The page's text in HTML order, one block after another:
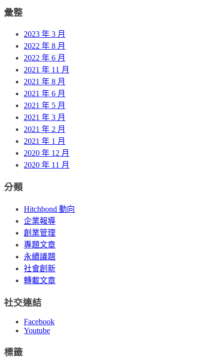
彙整
2023 年 3 月
2022 年 8 月
2022 年 6 月
2021 年 11 月
2021 年 8 月
2021 年 6 月
2021 年 5 月
2021 年 3 月
2021 年 2 月
2021 年 1 月
2020 年 12 月
2020 年 11 月
分類
Hitchbond 動向
企業報導
創業管理
專題文章
永續議題
社會創新
轉載文章
社交連結
Facebook
Youtube
標籤